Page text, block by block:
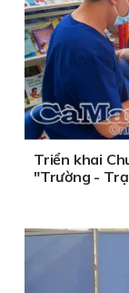
Triển khai
"Trường -